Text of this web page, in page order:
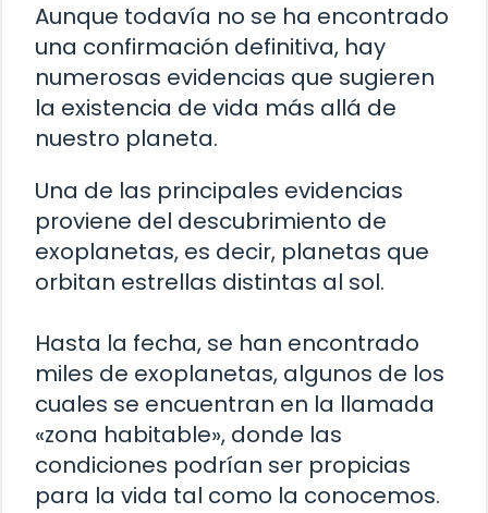
Aunque todavía no se ha encontrado
una confirmación definitiva, hay
numerosas evidencias que sugieren
la existencia de vida más allá de
nuestro planeta.
Una de las principales evidencias
proviene del descubrimiento de
exoplanetas, es decir, planetas que
orbitan estrellas distintas al sol.
Hasta la fecha, se han encontrado
miles de exoplanetas, algunos de los
cuales se encuentran en la llamada
«zona habitable», donde las
condiciones podrían ser propicias
para la vida tal como la conocemos.